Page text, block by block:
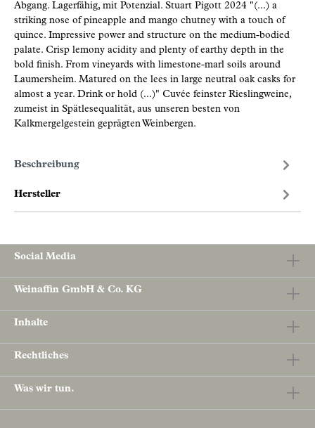
Abgang. Lagerfähig, mit Potenzial. Stuart Pigott 2024 "(...) a
striking nose of pineapple and mango chutney with a touch of
quince. Impressive power and structure on the medium-bodied
palate. Crisp lemony acidity and plenty of earthy depth in the
bold finish. From vineyards with limestone-marl soils around
Laumersheim. Matured on the lees in large neutral oak casks for
almost a year. Drink or hold (...)" Cuvée feinster Rieslingweine,
zumeist in Spätlesequalität, aus unseren besten von
Kalkmergelgestein geprägten Weinbergen.
Beschreibung
Hersteller
Social Media
Weinaffin GmbH & Co. KG
Inhalte
Rechtliches
Was wir tun.